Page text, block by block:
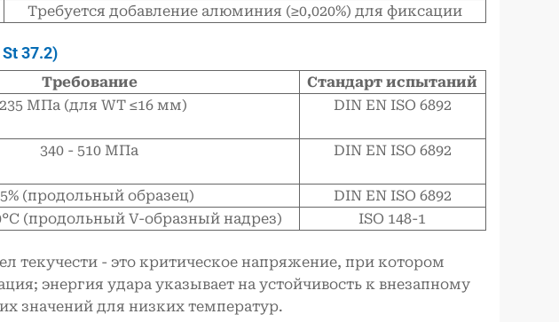
Требуется добавление алюминия (≥0,020%) для фиксации
37.2)
Требование
Стандарт испытаний
МПа (для WT ≤16 мм) DIN EN ISO 6892
340 - 510 МПа DIN EN ISO 6892
(продольный образец)
DIN EN ISO 6892
(продольный V-образный надрез) ISO 148-1
текучести - это критическое напряжение, при котором
энергия удара указывает на устойчивость к внезапному
значений для низких температур.